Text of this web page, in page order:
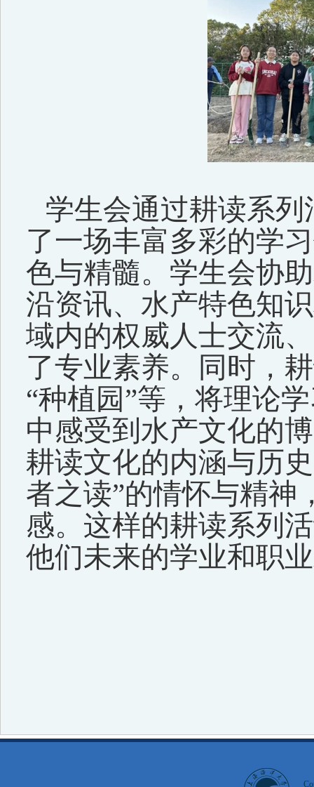
学生会通过耕读系
了一场丰富多彩的学
色与精髓。学生会协
沿资讯、水产特色知
域内的权威人士交流
了专业素养。同时，
“种植园”等，将理论
中感受到水产文化的
耕读文化的内涵与历
者之读”的情怀与精神
感。这样的耕读系列
他们未来的学业和职